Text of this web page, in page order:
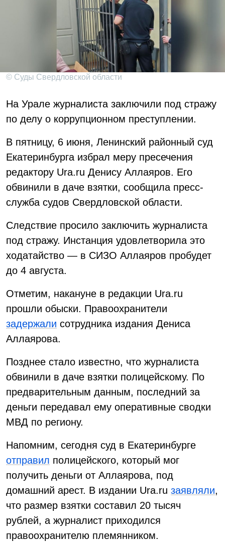
© Суды Свердловской области
На Урале журналиста заключили под стражу
по делу о коррупционном преступлении.
В пятницу, 6 июня, Ленинский районный суд
Екатеринбурга избрал меру пресечения
редактору Ura.ru Денису Аллаяров. Его
обвинили в даче взятки, сообщила пресс-
служба судов Свердловской области.
Следствие просило заключить журналиста
под стражу. Инстанция удовлетворила это
ходатайство — в СИЗО Аллаяров пробудет
до 4 августа.
Отметим, накануне в редакции Ura.ru
прошли обыски. Правоохранители
задержали сотрудника издания Дениса
Аллаярова.
Позднее стало известно, что журналиста
обвинили в даче взятки полицейскому. По
предварительным данным, последний за
деньги передавал ему оперативные сводки
МВД по региону.
Напомним, сегодня суд в Екатеринбурге
отправил полицейского, который мог
получить деньги от Аллаярова, под
домашний арест. В издании Ura.ru заявляли,
что размер взятки составил 20 тысяч
рублей, а журналист приходился
правоохранителю племянником.